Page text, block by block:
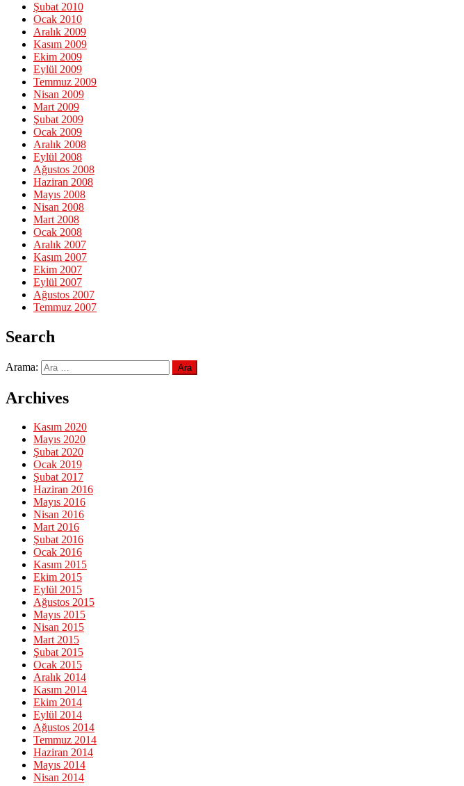
Şubat 2010
Ocak 2010
Aralık 2009
Kasım 2009
Ekim 2009
Eylül 2009
Temmuz 2009
Nisan 2009
Mart 2009
Şubat 2009
Ocak 2009
Aralık 2008
Eylül 2008
Ağustos 2008
Haziran 2008
Mayıs 2008
Nisan 2008
Mart 2008
Ocak 2008
Aralık 2007
Kasım 2007
Ekim 2007
Eylül 2007
Ağustos 2007
Temmuz 2007
Search
Arama:
Archives
Kasım 2020
Mayıs 2020
Şubat 2020
Ocak 2019
Şubat 2017
Haziran 2016
Mayıs 2016
Nisan 2016
Mart 2016
Şubat 2016
Ocak 2016
Kasım 2015
Ekim 2015
Eylül 2015
Ağustos 2015
Mayıs 2015
Nisan 2015
Mart 2015
Şubat 2015
Ocak 2015
Aralık 2014
Kasım 2014
Ekim 2014
Eylül 2014
Ağustos 2014
Temmuz 2014
Haziran 2014
Mayıs 2014
Nisan 2014